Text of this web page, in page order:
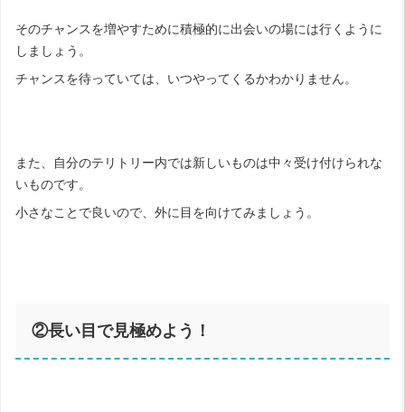
そのチャンスを増やすために積極的に出会いの場には行くように
しましょう。
チャンスを待っていては、いつやってくるかわかりません。
また、自分のテリトリー内では新しいものは中々受け付けられな
いものです。
小さなことで良いので、外に目を向けてみましょう。
②長い目で見極めよう！